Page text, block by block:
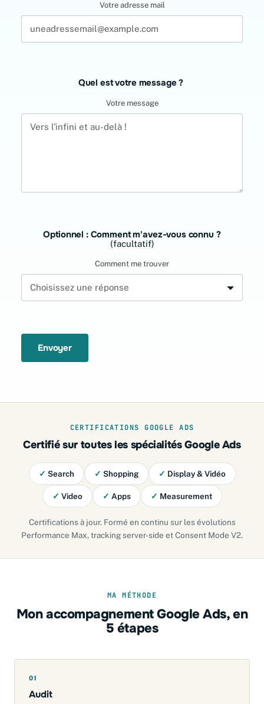
Votre adresse mail
Quel est votre message ?
Votre message
Optionnel : Comment m'avez-vous connu ?
(facultatif)
Comment me trouver
Envoyer
CERTIFICATIONS GOOGLE ADS
Certifié sur toutes les spécialités Google Ads
✓ Search ✓ Shopping ✓ Display & Vidéo
✓ Video ✓ Apps ✓ Measurement
Certifications à jour. Formé en continu sur les évolutions
Performance Max, tracking server-side et Consent Mode V2.
MA MÉTHODE
Mon accompagnement Google Ads, en
5 étapes
01
Audit